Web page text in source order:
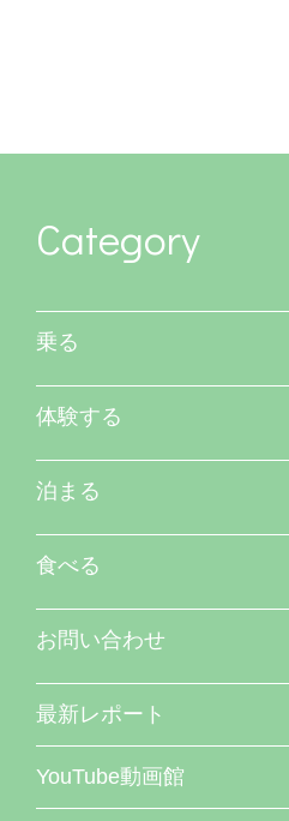
Category
乗る
体験する
泊まる
食べる
お問い合わせ
最新レポート
YouTube動画館